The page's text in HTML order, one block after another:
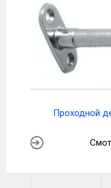
Проходной